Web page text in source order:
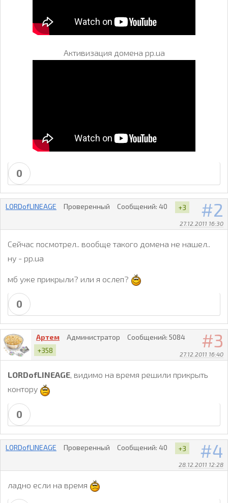
Активизация домена pp.ua
0
2
27.12.2011 16:30
LORDofLINEAGE Проверенный Сообщений: 40 +3
Сейчас посмотрел.. вообще такого домена не нашел..
ну - pp.ua
мб уже прикрыли? или я ослеп?
0
3
27.12.2011 16:40
Артем Администратор Сообщений: 5084
+358
LORDofLINEAGE, видимо на время решили прикрыть
контору
0
4
28.12.2011 12:28
LORDofLINEAGE Проверенный Сообщений: 40 +3
ладно если на время